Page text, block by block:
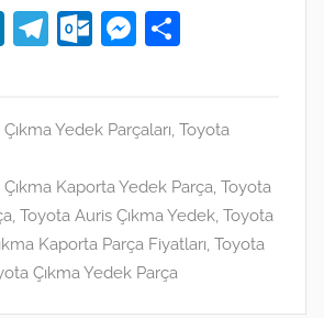
Li
e
n
T
gr
m
O
o
c
o
m
M
e
g
er
e
Yedek Parçaları, Toyota
Kaporta Yedek Parça, Toyota
, Toyota Auris Çıkma Yedek, Toyota
Kaporta Parça Fiyatları, Toyota
Çıkma Yedek Parça